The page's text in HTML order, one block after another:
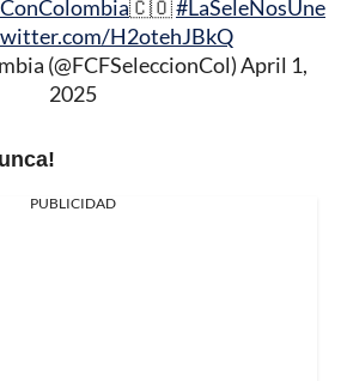
🇨🇴#LaSeleNosUne
H2otehJBkQ
(@FCFSeleccionCol)April 1,
2025
PUBLICIDAD